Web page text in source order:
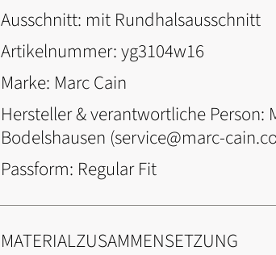
Ausschnitt: mit Rundhalsausschnitt
Artikelnummer:yg3104w16
Marke: Marc Cain
Hersteller & verantwortliche Person:
Bodelshausen (service@marc-
Passform: Regular Fit
MATERIALZUSAMMENSETZUNG